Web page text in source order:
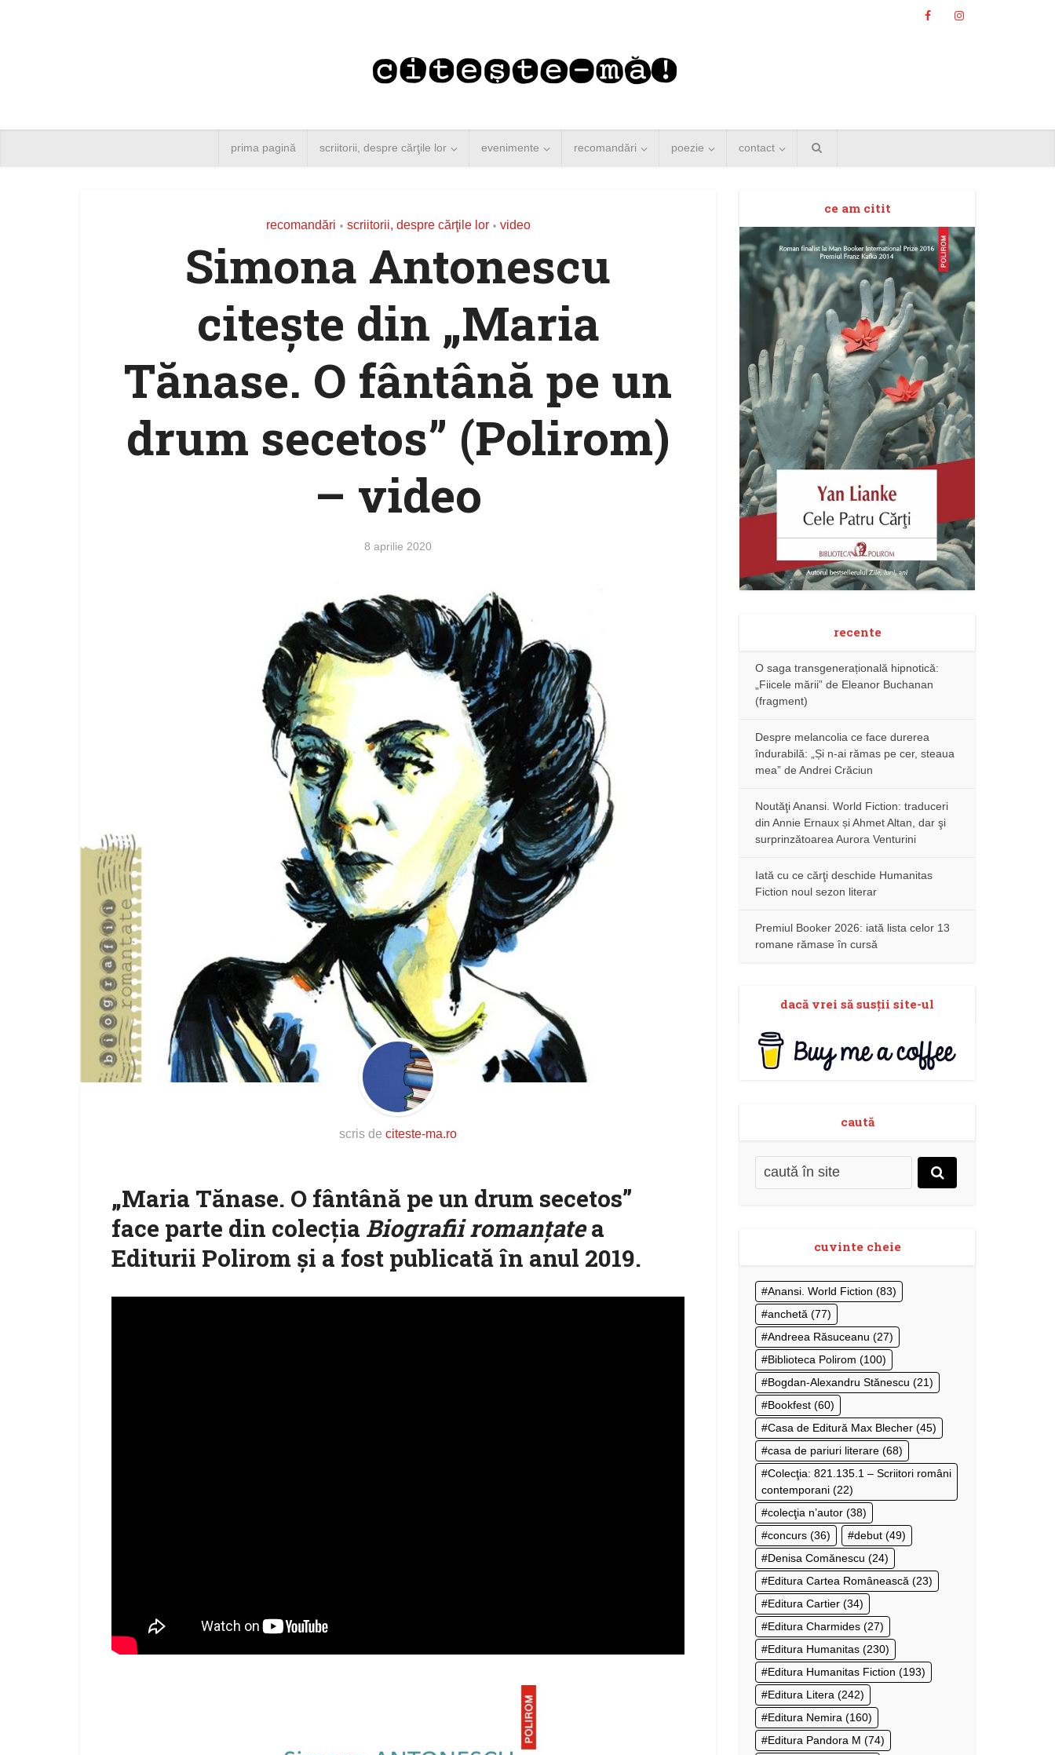
prima pagină scriitorii, despre cărţile lor evenimente recomandări poezie contact
recomandări • scriitorii, despre cărţile lor • video
Simona Antonescu
citește din „Maria
Tănase. O fântână pe un
drum secetos” (Polirom)
– video
8 aprilie 2020
scris de citeste-ma.ro
„Maria Tănase. O fântână pe un drum secetos”
face parte din colecţia Biografii romanţatea
Editurii Polirom şi a fost publicată în anul 2019.
ce am citit
recente
O saga transgenerațională hipnotică:
„Fiicele mării” de Eleanor Buchanan
(fragment)
Despre melancolia ce face durerea
îndurabilă: „Și n-ai rămas pe cer, steaua
mea” de Andrei Crăciun
Noutăţi Anansi. World Fiction: traduceri
din Annie Ernaux și Ahmet Altan, dar şi
surprinzătoarea Aurora Venturini
Iată cu ce cărţi deschide Humanitas
Fiction noul sezon literar
Premiul Booker 2026: iată lista celor 13
romane rămase în cursă
dacă vrei să susţii site-ul
caută
cuvinte cheie
Anansi. World Fiction (83)
anchetă (77)
Andreea Răsuceanu (27)
Biblioteca Polirom (100)
Bogdan-Alexandru Stănescu (21)
Bookfest (60)
Casa de Editură Max Blecher (45)
casa de pariuri literare (68)
Colecţia: 821.135.1 – Scriitori români
contemporani (22)
colecţia n’autor (38)
concurs (36) debut (49)
Denisa Comănescu (24)
Editura Cartea Românească (23)
Editura Cartier (34)
Editura Charmides (27)
Editura Humanitas (230)
Editura Humanitas Fiction (193)
Editura Litera (242)
Editura Nemira (160)
Editura Pandora M (74)